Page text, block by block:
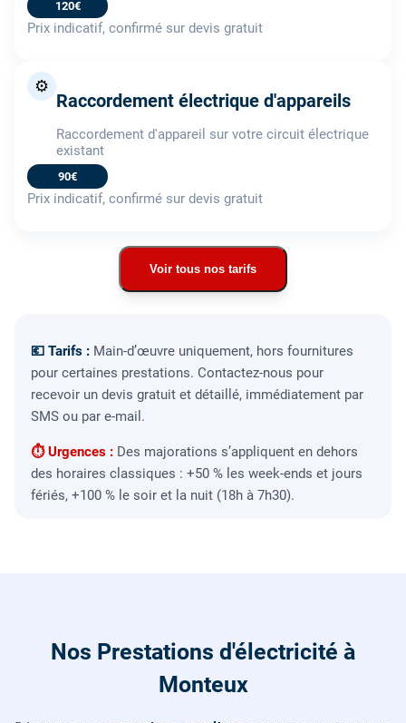
120€
Prix indicatif, confirmé sur devis gratuit
⚙️
Raccordement électrique d'appareils
Raccordement d'appareil sur votre circuit électrique
existant
90€
Prix indicatif, confirmé sur devis gratuit
Voir tous nos tarifs
💶 Tarifs : Main-d’œuvre uniquement, hors fournitures
pour certaines prestations. Contactez-nous pour
recevoir un devis gratuit et détaillé, immédiatement par
SMS ou par e-mail.
⏱ Urgences : Des majorations s’appliquent en dehors
des horaires classiques : +50 % les week-ends et jours
fériés, +100 % le soir et la nuit (18h à 7h30).
Nos Prestations d'électricité à
Monteux